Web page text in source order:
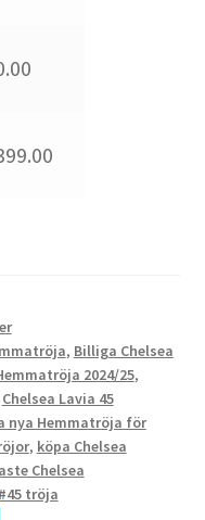
, Billiga Chelsea
2024/25,
Chelsea Lavia 45
nya Hemmatröja för
, köpa Chelsea
Chelsea
tröja